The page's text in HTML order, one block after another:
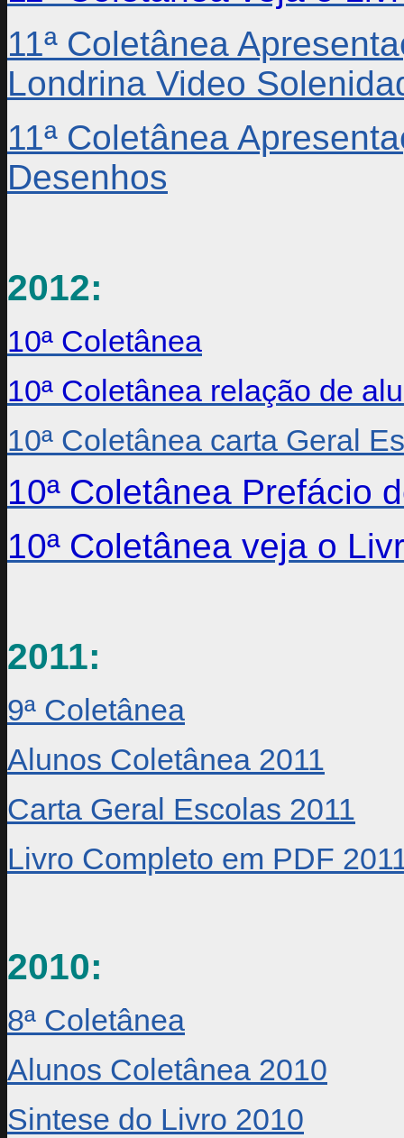
11ª Coletânea
Londrina Video
11ª Coletânea
Desenhos
2012:
10ª Coletânea
10ª Coletânea relação de
10ª Coletânea carta Geral
10ª Coletânea Prefácio
10ª Coletânea veja o
2011:
9ª Coletânea
Alunos Coletânea 2011
Carta Geral Escolas 2011
Livro Completo em PDF
2010:
8ª Coletânea
Alunos Coletânea 2010
Sintese do Livro 2010